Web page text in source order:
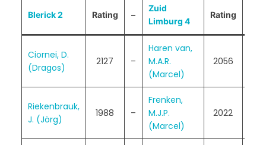
Blerick 2 Rating –
Zuid
Limburg 4
Rating
Ciornei, D.
(Dragos)
2127 –
Haren van,
M.A.R.
(Marcel)
2056
Riekenbrauk,
J. (Jörg)
1988 –
Frenken,
M.J.P.
(Marcel)
2022